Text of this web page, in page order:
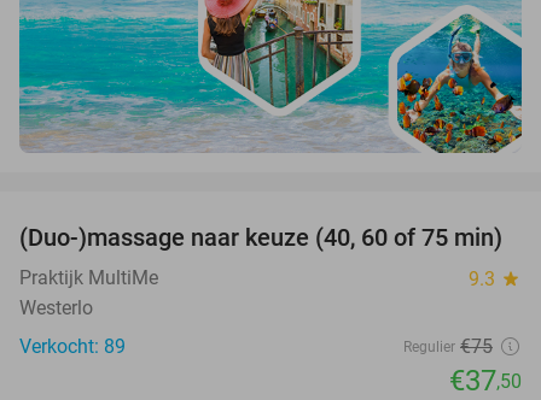
50%
(Duo-)massage naar keuze (40, 60 of 75 min)
Praktijk MultiMe 9.3 star
Westerlo
Verkocht: 89
Regulier €75
€37,50